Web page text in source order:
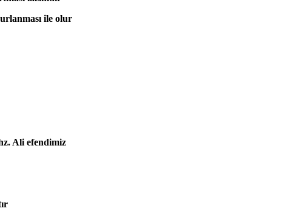
ile olur
Ali efendimiz